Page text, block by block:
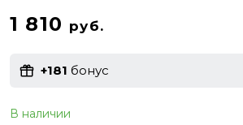
1 810 руб.
+181 бонус
В наличии